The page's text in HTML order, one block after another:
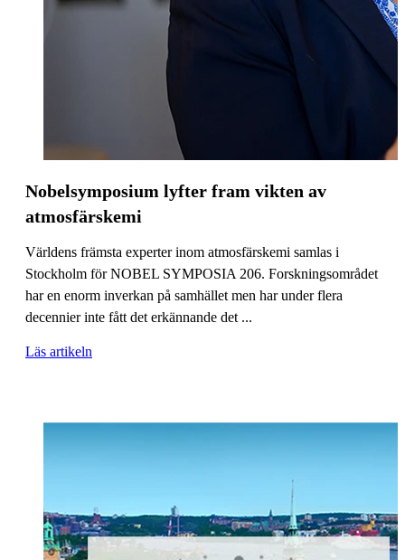
Nobelsymposium lyfter fram vikten av
atmosfärskemi
Världens främsta experter inom atmosfärskemi samlas i
Stockholm för NOBEL SYMPOSIA 206. Forskningsområdet
har en enorm inverkan på samhället men har under flera
decennier inte fått det erkännande det ...
Läs artikeln